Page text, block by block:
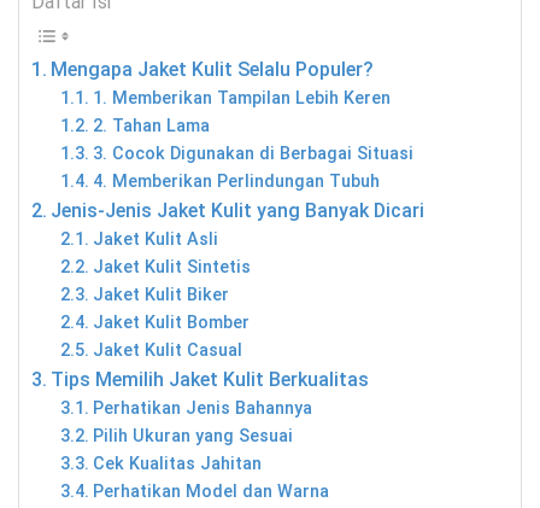
Mengapa Jaket Kulit Selalu Populer?
1. Memberikan Tampilan Lebih Keren
2. Tahan Lama
3. Cocok Digunakan di Berbagai Situasi
4. Memberikan Perlindungan Tubuh
Jenis-Jenis Jaket Kulit yang Banyak Dicari
Jaket Kulit Asli
Jaket Kulit Sintetis
Jaket Kulit Biker
Jaket Kulit Bomber
Jaket Kulit Casual
Tips Memilih Jaket Kulit Berkualitas
Perhatikan Jenis Bahannya
Pilih Ukuran yang Sesuai
Cek Kualitas Jahitan
Perhatikan Model dan Warna